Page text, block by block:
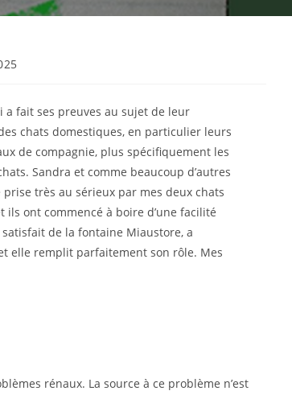
fait ses preuves au sujet de leur
chats domestiques, en particulier leurs
de compagnie, plus spécifiquement les
Sandra et comme beaucoup d’autres
très au sérieux par mes deux chats
ont commencé à boire d’une facilité
de la fontaine Miaustore, a
elle remplit parfaitement son rôle. Mes
rénaux. La source à ce problème n’est